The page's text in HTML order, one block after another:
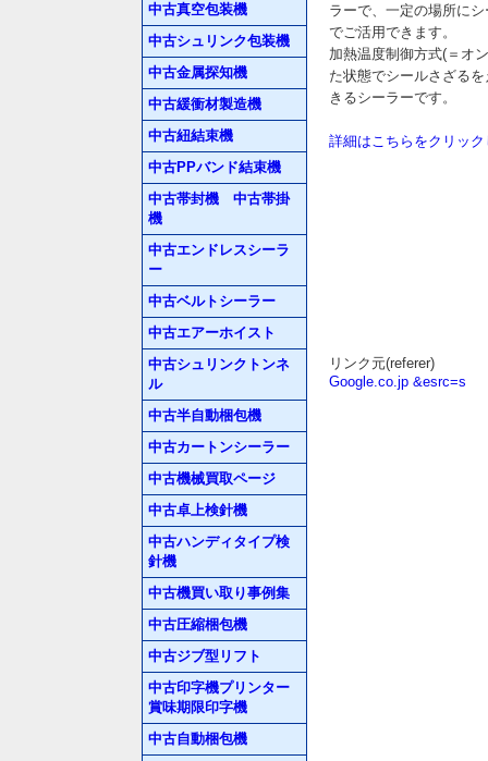
中古真空包装機
中古シュリンク包装機
中古金属探知機
中古緩衝材製造機
中古紐結束機
中古PPバンド結束機
中古帯封機 中古帯掛
機
中古エンドレスシーラ
ー
中古ベルトシーラー
中古エアーホイスト
中古シュリンクトンネ
ル
中古半自動梱包機
中古カートンシーラー
中古機械買取ページ
中古卓上検針機
中古ハンディタイプ検
針機
中古機買い取り事例集
中古圧縮梱包機
中古ジブ型リフト
中古印字機プリンター
賞味期限印字機
中古自動梱包機
ラーで、一定の場所に
でご活用できます。
加熱温度制御方式(＝オ
た状態でシールさざる
きるシーラーです。
詳細はこちらをクリッ
リンク元(referer)
Google.co.jp &esrc=s